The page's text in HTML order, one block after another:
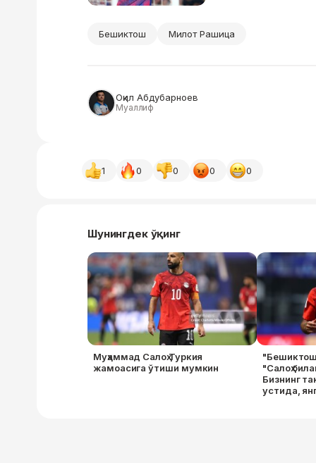
Бешиктош Милот Рашица
Оқил Абдубарноев
Муаллиф
1 0 0 0 0
Шунингдек ўқинг
Муҳаммад Салоҳ Туркия
жамоасига ўтиши мумкин
"Салоҳ
Бизнинг
устида,